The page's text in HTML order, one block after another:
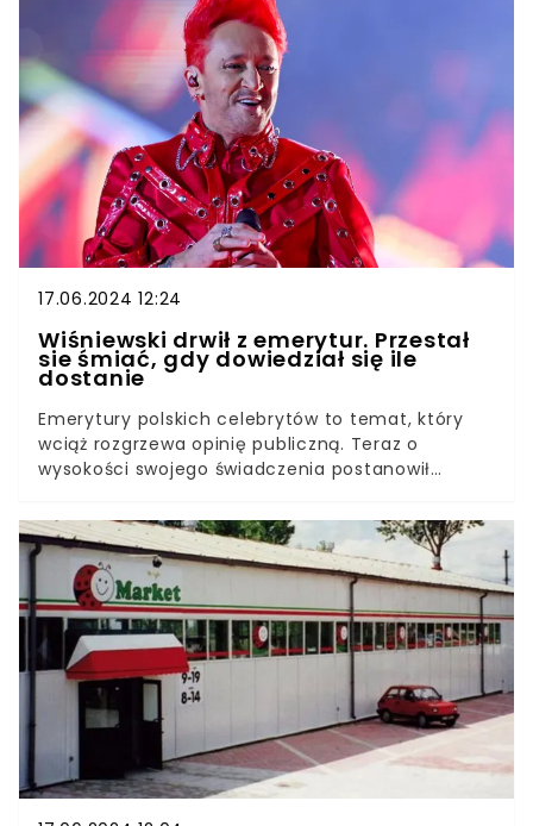
17.06.2024 12:24
Wiśniewski drwił z emerytur. Przestał
sie śmiać, gdy dowiedział się ile
dostanie
Emerytury polskich celebrytów to temat, który
wciąż rozgrzewa opinię publiczną. Teraz o
wysokości swojego świadczenia postanowił
najbardziej charakterystycznych wokalistów na
polskiej scenie muzycznej. To jakie otrzymał
wyliczenie, może wprawiać w osłupienie!